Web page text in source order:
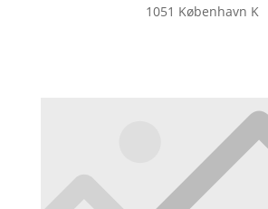
1051 København K